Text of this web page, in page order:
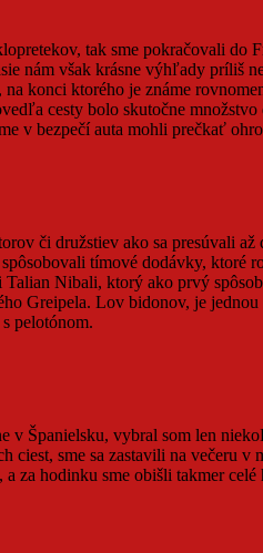
tak sme pokračovali
nám však krásne výhľady
konci ktorého je známe
cesty bolo skutočne
v bezpečí auta mohli prečkať
či družstiev ako sa presúvali
tímové dodávky,
Nibali, ktorý ako prvý
Greipela. Lov bidonov, je
pelotónom.
v Španielsku, vybral som len
ciest, sme sa zastavili na
za hodinku sme obišli takmer